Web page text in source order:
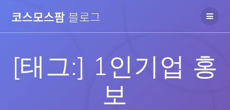
코스모스팜 블로그
[태그:] 1인기업 홍
보